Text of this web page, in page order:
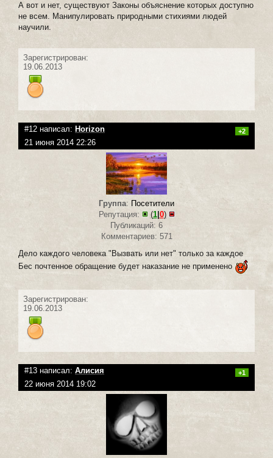
А вот и нет, существуют Законы объяснение которых доступно
не всем. Манипулировать природными стихиями людей
научили.
Зарегистрирован:
19.06.2013
#12 написал: Horizon +2
21 июня 2014 22:26
Группа: Посетители
Репутация:
(1|0)
Публикаций: 6
Комментариев: 571
Дело каждого человека "Вызвать или нет" только за каждое
Бес почтенное обращение будет наказание не применено
Зарегистрирован:
19.06.2013
#13 написал: Алисия +1
22 июня 2014 19:02